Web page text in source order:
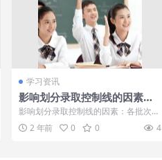
学习资讯
影响划分录取控制线的因素有
哪些 划分条件是什么
影响划分录取控制线的因素：各批次院
校在各地的招生计划数;全体考生高考
成绩总体水平...
2 年前 0 0 4